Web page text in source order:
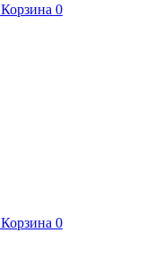
Корзина 0
Корзина 0